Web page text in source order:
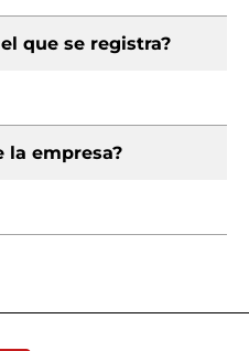
que se registra?
la empresa?